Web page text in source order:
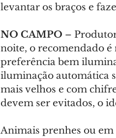
levantar os braços e
NO CAMPO –
noite, o recomendado é
preferência bem
iluminação automática
mais velhos e com
devem ser evitados, o
Animais prenhes ou em